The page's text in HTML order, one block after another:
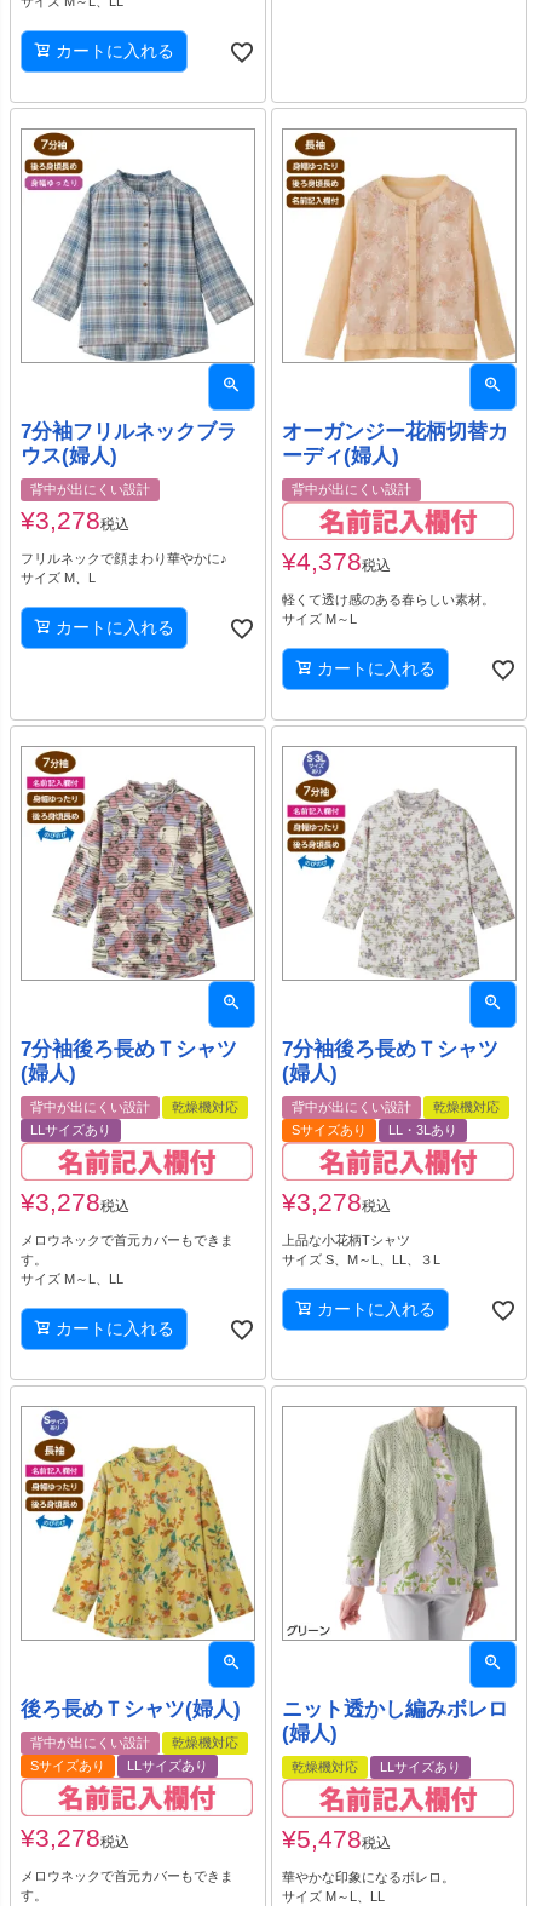
カートに入れる
7分袖フリルネックブラ
ウス(婦人)
背中が出にくい設計
¥3,278税込
フリルネックで顔まわり華やかに♪
サイズ M、L
カートに入れる
オーガンジー花柄切替カ
ーディ(婦人)
背中が出にくい設計
¥4,378税込
軽くて透け感のある春らしい素材。
サイズ M～L
カートに入れる
7分袖後ろ長めＴシャツ
(婦人)
背中が出にくい設計
乾燥機対応
LLサイズあり
¥3,278税込
メロウネックで首元カバーもできま
す。
サイズ M～L、LL
カートに入れる
7分袖後ろ長めＴシャツ
(婦人)
背中が出にくい設計
乾燥機対応
Sサイズあり
LL・3Lあり
¥3,278税込
上品な小花柄Tシャツ
サイズ S、M～L、LL、３L
カートに入れる
後ろ長めＴシャツ(婦人)
背中が出にくい設計
乾燥機対応
Sサイズあり
LLサイズあり
¥3,278税込
メロウネックで首元カバーもできま
す。
ニット透かし編みボレロ
(婦人)
乾燥機対応 LLサイズあり
¥5,478税込
華やかな印象になるボレロ。
サイズ M～L、LL